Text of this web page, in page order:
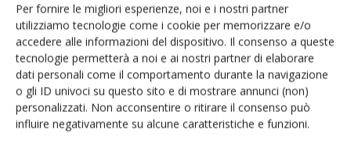
Per fornire le migliori esperienze, noi e i nostri partner
utilizziamo tecnologie come i cookie per memorizzare e/o
accedere alle informazioni del dispositivo. Il consenso a queste
tecnologie permetterà a noi e ai nostri partner di elaborare
dati personali come il comportamento durante la navigazione
o gli ID univoci su questo sito e di mostrare annunci (non)
personalizzati. Non acconsentire o ritirare il consenso può
influire negativamente su alcune caratteristiche e funzioni.
PCB MAGAZINE ANNO 2009
Virna Bottarelli - 13 Febbraio 2012
1 2 3